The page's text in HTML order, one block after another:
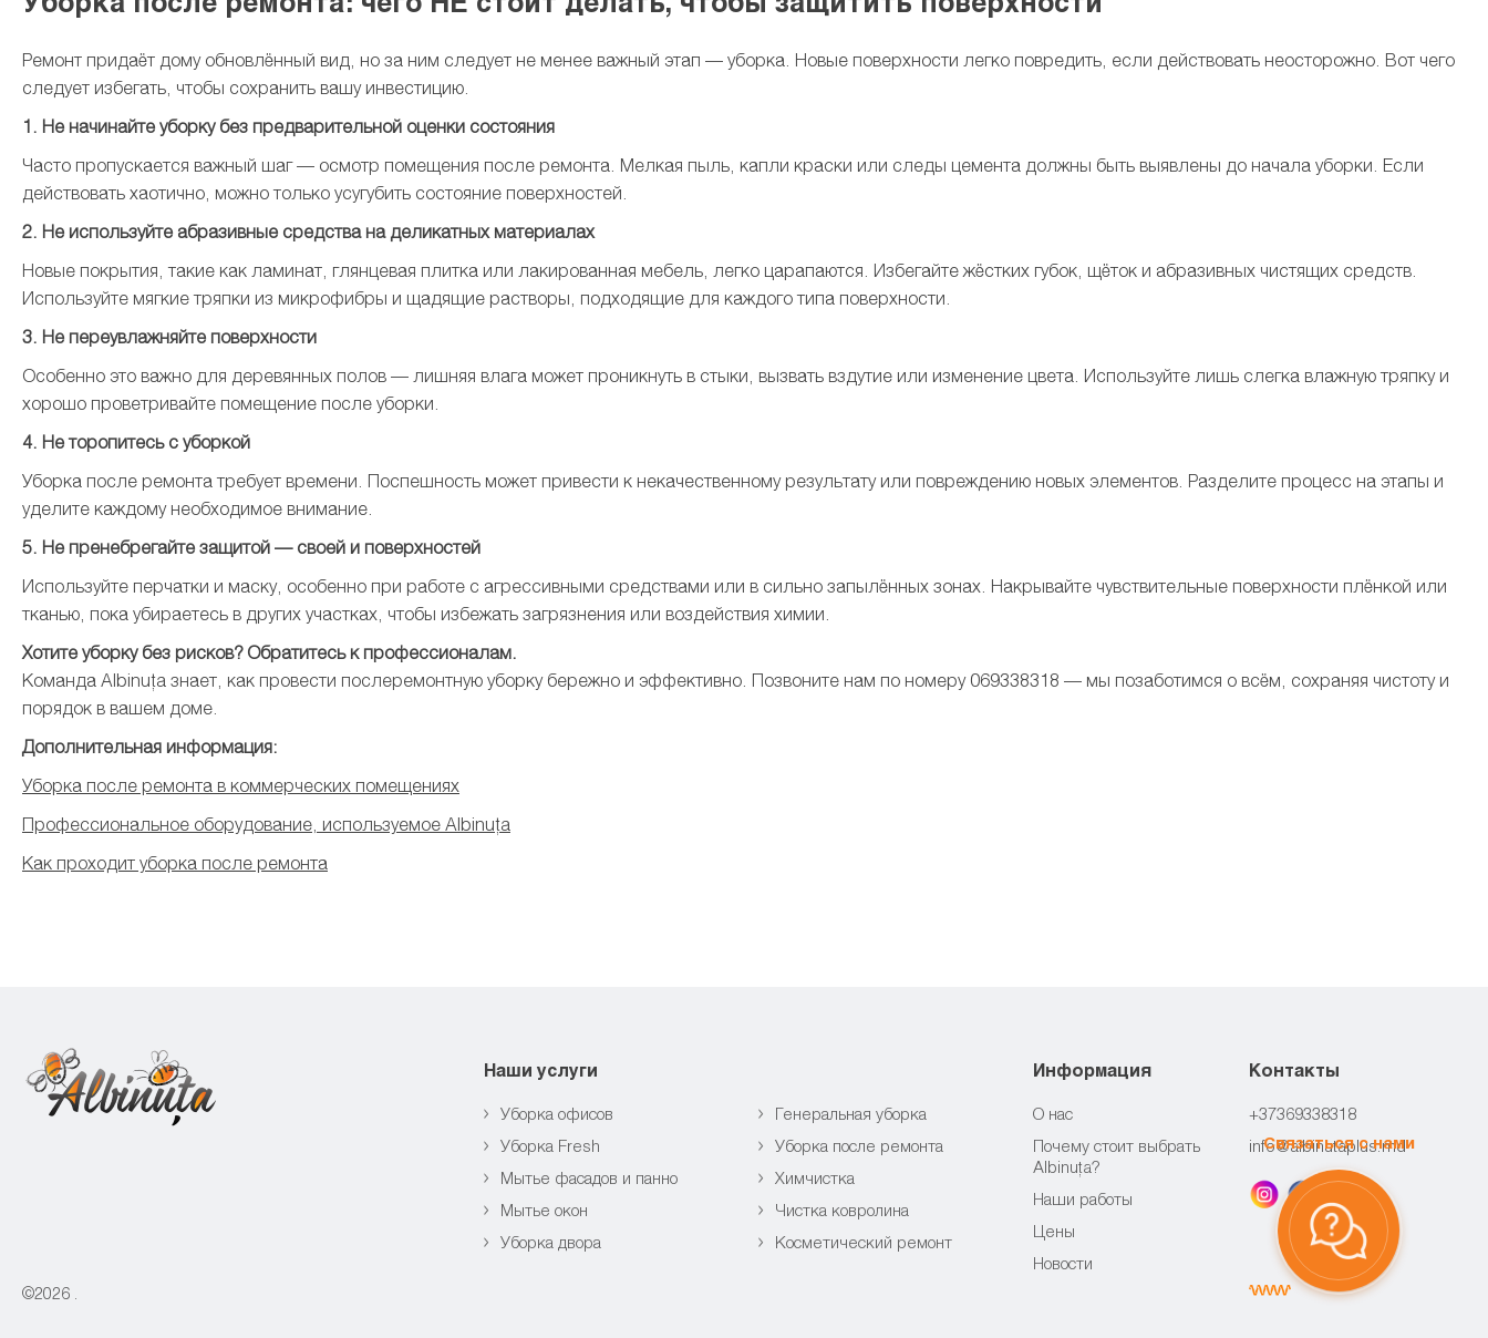
Ремонт придаёт дому обновлённый вид, но за ним следует не менее важный этап — уборка. Новые поверхности легко повредить, если действовать неосторожно. Вот чего
следует избегать, чтобы сохранить вашу инвестицию.
1. Не начинайте уборку без предварительной оценки состояния
Часто пропускается важный шаг — осмотр помещения после ремонта. Мелкая пыль, капли краски или следы цемента должны быть выявлены до начала уборки. Если
действовать хаотично, можно только усугубить состояние поверхностей.
2. Не используйте абразивные средства на деликатных материалах
Новые покрытия, такие как ламинат, глянцевая плитка или лакированная мебель, легко царапаются. Избегайте жёстких губок, щёток и абразивных чистящих средств.
Используйте мягкие тряпки из микрофибры и щадящие растворы, подходящие для каждого типа поверхности.
3. Не переувлажняйте поверхности
Особенно это важно для деревянных полов — лишняя влага может проникнуть в стыки, вызвать вздутие или изменение цвета. Используйте лишь слегка влажную тряпку и
хорошо проветривайте помещение после уборки.
4. Не торопитесь с уборкой
Уборка после ремонта требует времени. Поспешность может привести к некачественному результату или повреждению новых элементов. Разделите процесс на этапы и
уделите каждому необходимое внимание.
5. Не пренебрегайте защитой — своей и поверхностей
Используйте перчатки и маску, особенно при работе с агрессивными средствами или в сильно запылённых зонах. Накрывайте чувствительные поверхности плёнкой или
тканью, пока убираетесь в других участках, чтобы избежать загрязнения или воздействия химии.
Хотите уборку без рисков? Обратитесь к профессионалам.
Команда Albinuța знает, как провести послеремонтную уборку бережно и эффективно. Позвоните нам по номеру 069338318 — мы позаботимся о всём, сохраняя чистоту и
порядок в вашем доме.
Дополнительная информация:
Уборка после ремонта в коммерческих помещениях
Профессиональное оборудование, используемое Albinuța
Как проходит уборка после ремонта
Наши услуги
Уборка офисов
Генеральная уборка
Уборка Fresh
Уборка после ремонта
Мытье фасадов и панно
Химчистка
Мытье окон
Чистка ковролина
Уборка двора
Косметический ремонт
Информация
О нас
Почему стоит выбрать
Albinuța?
Наши работы
Цены
Новости
Контакты
+37369338318
info@albinutaplus.md
©2026
Связаться с нами